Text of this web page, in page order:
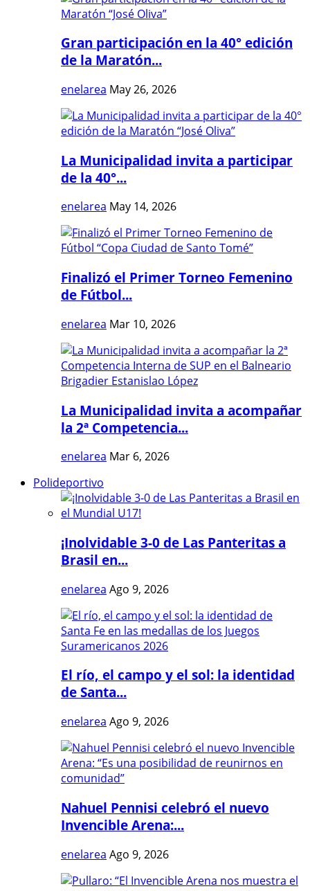
Gran participación en la 40° edición
de la Maratón...
enelarea May 26, 2026
La Municipalidad invita a participar
de la 40°...
enelarea May 14, 2026
Finalizó el Primer Torneo Femenino
de Fútbol...
enelarea Mar 10, 2026
La Municipalidad invita a acompañar
la 2ª Competencia...
enelarea Mar 6, 2026
Polideportivo
¡Inolvidable 3-0 de Las Panteritas a
Brasil en...
enelarea Ago 9, 2026
El río, el campo y el sol: la identidad
de Santa...
enelarea Ago 9, 2026
Nahuel Pennisi celebró el nuevo
Invencible Arena:...
enelarea Ago 9, 2026